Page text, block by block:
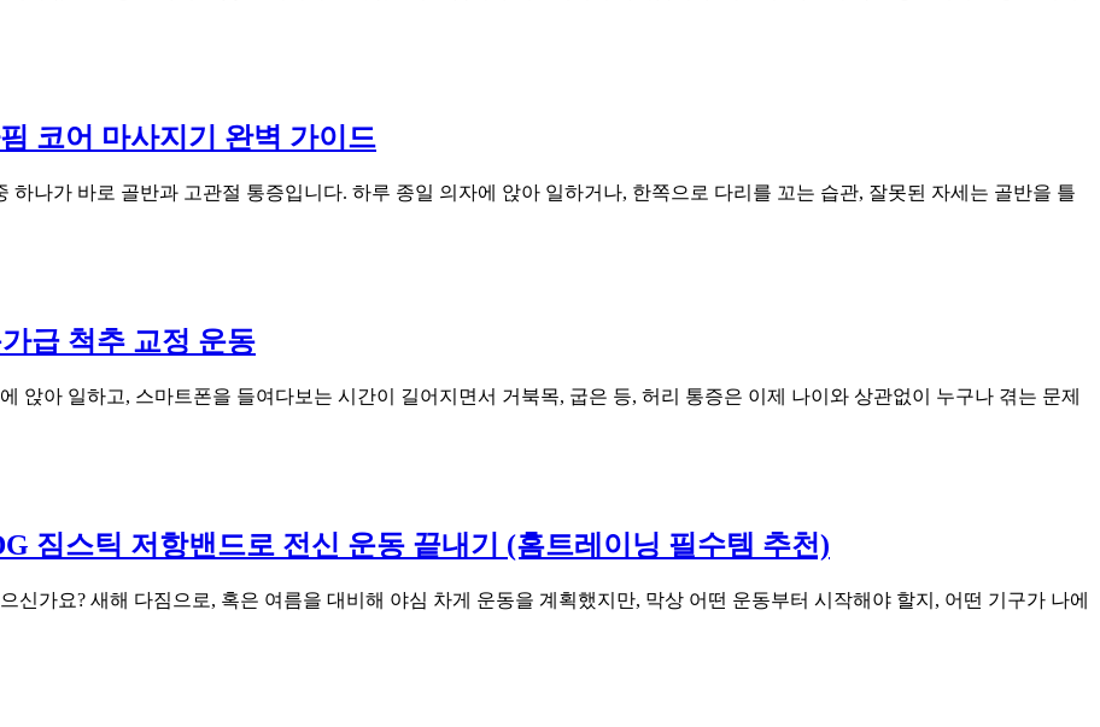
코어 마사지기 완벽 가이드
나가 바로 골반과 고관절 통증입니다. 하루 종일 의자에 앉아 일하거나, 한쪽으로 다리를 꼬는 습관, 잘못된 자세는 골반을 틀
급 척추 교정 운동
앉아 일하고, 스마트폰을 들여다보는 시간이 길어지면서 거북목, 굽은 등, 허리 통증은 이제 나이와 상관없이 누구나 겪는 문제
짐스틱 저항밴드로 전신 운동 끝내기 (홈트레이닝 필수템 추천)
신가요? 새해 다짐으로, 혹은 여름을 대비해 야심 차게 운동을 계획했지만, 막상 어떤 운동부터 시작해야 할지, 어떤 기구가 나에